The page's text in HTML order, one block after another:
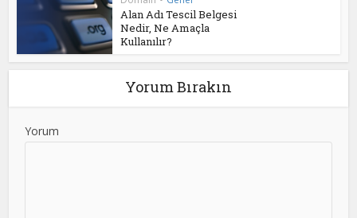
Alan Adı Tescil Belgesi
Nedir, Ne Amaçla
Kullanılır?
Yorum Bırakın
Yorum